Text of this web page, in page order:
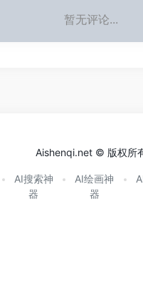
暂无评论...
Aishenqi.net © 版权所
AI搜索神
器
AI绘画神
器